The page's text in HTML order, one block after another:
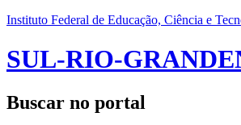
Instituto Federal de Educação, Ciência e
SUL-RIO-
Buscar no portal